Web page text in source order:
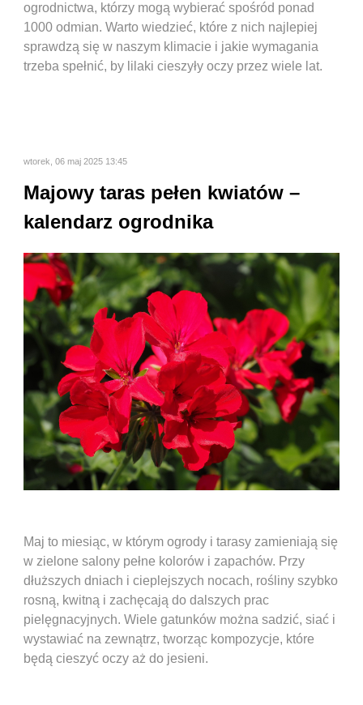
ogrodnictwa, którzy mogą wybierać spośród ponad
1000 odmian. Warto wiedzieć, które z nich najlepiej
sprawdzą się w naszym klimacie i jakie wymagania
trzeba spełnić, by lilaki cieszyły oczy przez wiele lat.
wtorek, 06 maj 2025 13:45
Majowy taras pełen kwiatów –
kalendarz ogrodnika
Maj to miesiąc, w którym ogrody i tarasy zamieniają się
w zielone salony pełne kolorów i zapachów. Przy
dłuższych dniach i cieplejszych nocach, rośliny szybko
rosną, kwitną i zachęcają do dalszych prac
pielęgnacyjnych. Wiele gatunków można sadzić, siać i
wystawiać na zewnątrz, tworząc kompozycje, które
będą cieszyć oczy aż do jesieni.